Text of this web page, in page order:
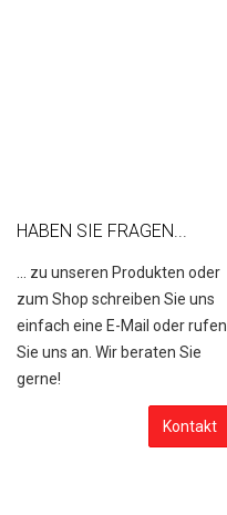
HABEN SIE FRAGEN...
... zu unseren Produkten oder
zum Shop schreiben Sie uns
einfach eine E-Mail oder rufen
Sie uns an. Wir beraten Sie
gerne!
Kontakt